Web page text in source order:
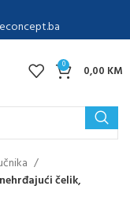
0 0,00 KM
čelik,